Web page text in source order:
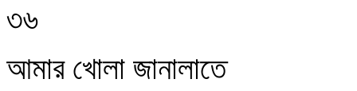
৩৬
আমার খোলা জানালাতে